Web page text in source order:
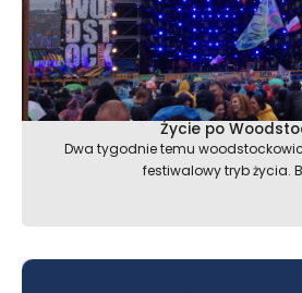
Życie po
Dwa tygodnie temu
festiwalowy tryb życia.